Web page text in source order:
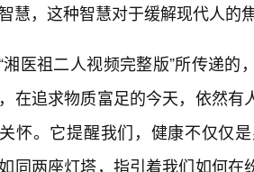
慧，这种智慧对于缓解现代人的
湘医祖二人视频完整版”所传递
在追求物质富足的今天，依然
怀。它提醒我们，健康不仅仅
同两座灯塔，指引着我们如何